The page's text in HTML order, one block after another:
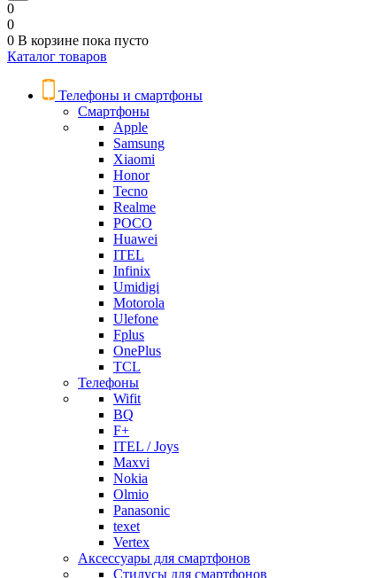
0
0
0 В корзине пока пусто
Каталог товаров
Телефоны и смартфоны
Смартфоны
Apple
Samsung
Xiaomi
Honor
Tecno
Realme
POCO
Huawei
ITEL
Infinix
Umidigi
Motorola
Ulefone
Fplus
OnePlus
TCL
Телефоны
Wifit
BQ
F+
ITEL / Joys
Maxvi
Nokia
Olmio
Panasonic
texet
Vertex
Аксессуары для смартфонов
Стилусы для смартфонов